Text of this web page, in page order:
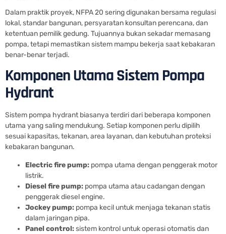
Dalam praktik proyek, NFPA 20 sering digunakan bersama regulasi
lokal, standar bangunan, persyaratan konsultan perencana, dan
ketentuan pemilik gedung. Tujuannya bukan sekadar memasang
pompa, tetapi memastikan sistem mampu bekerja saat kebakaran
benar-benar terjadi.
Komponen Utama Sistem Pompa
Hydrant
Sistem pompa hydrant biasanya terdiri dari beberapa komponen
utama yang saling mendukung. Setiap komponen perlu dipilih
sesuai kapasitas, tekanan, area layanan, dan kebutuhan proteksi
kebakaran bangunan.
Electric fire pump: pompa utama dengan penggerak motor
listrik.
Diesel fire pump: pompa utama atau cadangan dengan
penggerak diesel engine.
Jockey pump: pompa kecil untuk menjaga tekanan statis
dalam jaringan pipa.
Panel control:sistem kontrol untuk operasi otomatis dan